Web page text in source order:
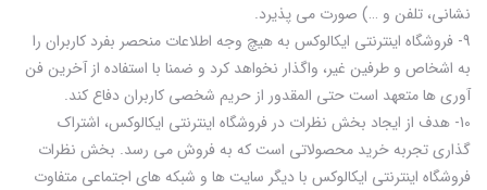
نشانی، تلفن و …) صورت می پذیرد.
9- فروشگاه اینترنتی ایکالوکس به هیچ وجه اطلاعات منحصر بفرد کاربران را
به اشخاص و طرفین غیر، واگذار نخواهد کرد و ضمنا با استفاده از آخرین فن
آوری ها متعهد است حتی المقدور از حریم شخصی کاربران دفاع کند.
10- هدف از ایجاد بخش نظرات در فروشگاه اینترنتی ایکالوکس، اشتراک
گذاری تجربه خرید محصولاتی است که به فروش می رسد. بخش نظرات
فروشگاه اینترنتی ایکالوکس با دیگر سایت ها و شبکه های اجتماعی متفاوت